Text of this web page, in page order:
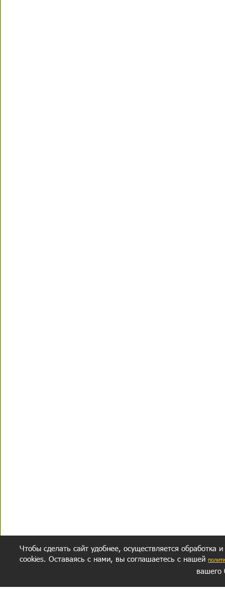
СЕКРЕТНЫЙ РАЗДЕЛ ВОПРОС-ОТВЕТ ОБ АВТОРЕ
Чтобы сделать сайт удобнее, осуществляется обработка
cookies. Оставаясь с нами, вы соглашаетесь с нашей
вашего